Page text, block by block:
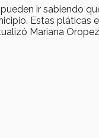
ir sabiendo
Estas pláticas
Mariana